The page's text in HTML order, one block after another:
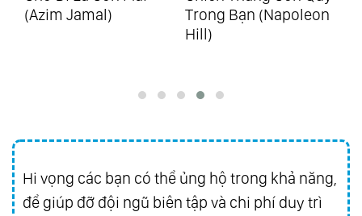
88.Ecos De Brasil
25 Years Of Golden Hits Vol.2 - Hits From
92.Everybody Loves Somebody Sometime
93.Golden Collection Vol.3
(Azim Jamal)
Trong Bạn (Napoleon
Hill)
Hi vọng các bạn có thể ủng hộ trong khả năng,
để giúp đỡ đội ngũ biên tập và chi phí duy trì